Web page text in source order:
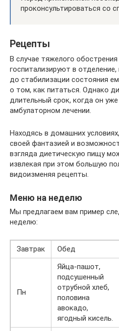
проконсультироваться со
Рецепты
В случае тяжелого
госпитализируют в
до стабилизации состояния
о том, как питаться. Однако
длительный срок, когда он
амбулаторном лечении.
Находясь в домашних
своей фантазией и
взгляда диетическую пищу
извлекая при этом большую
видоизменяя рецепты.
Меню на неделю
Мы предлагаем вам пример
неделю:
Завтрак Обед
Пн
Яйца-пашот,
подсушенный
отрубной хлеб,
половина
авокадо,
ягодный кисель.